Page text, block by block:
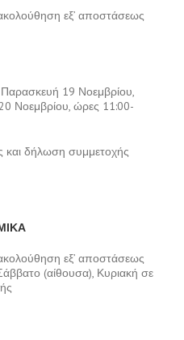
εξ’ αποστάσεως
19 Νοεμβρίου,
Νοεμβρίου, ώρες 11:00-
και δήλωση συμμετοχής
εξ’ αποστάσεως
(αίθουσα), Κυριακή σε